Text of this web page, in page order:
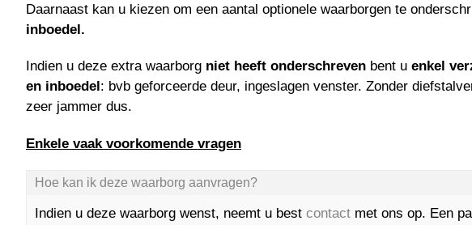
Daarnaast kan u kiezen om een aantal optionele waarborgen te
inboedel.
Indien u deze extra waarborg niet heeft onderschreven bent u enkel
en inboedel : bvb geforceerde deur, ingeslagen venster. Zonder
zeer jammer dus.
Enkele vaak voorkomende vragen
Hoe kan ik deze waarborg aanvragen?
Indien u deze waarborg wenst, neemt u best contact met ons op. Een